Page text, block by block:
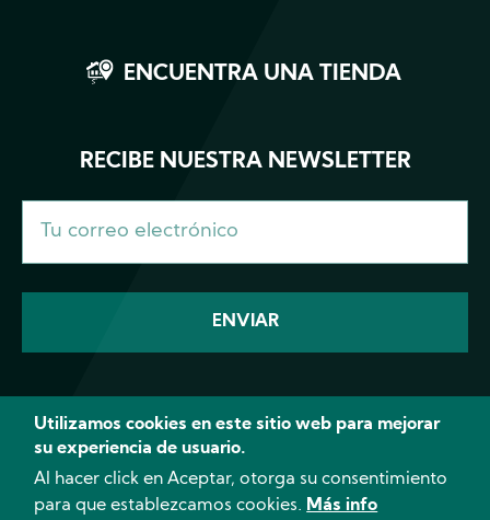
ENCUENTRA UNA TIENDA
RECIBE NUESTRA NEWSLETTER
FacebookInstagram
© 2026 CANNA - Todos los derechos
Utilizamos cookies en este sitio web para mejorar
su experiencia de usuario.
Al hacer click en Aceptar, otorga su consentimiento
para que establezcamos cookies. Más info